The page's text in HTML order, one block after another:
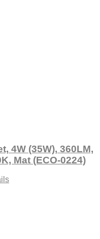
4W (35W), 360LM,
Mat (ECO-0224)